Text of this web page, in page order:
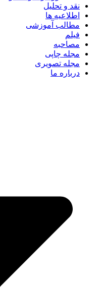
نقد و تحلیل
اطلاعیه ها
مطالب آموزشی
فیلم
مصاحبه
مجله چاپی
مجله تصویری
درباره ما